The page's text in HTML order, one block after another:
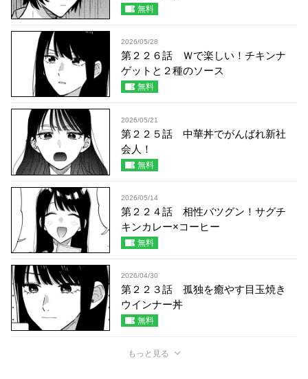
無料
2026/05/28
第２２６話 Ｗで楽しい！チキンナ
ゲットと２種のソース
無料
2026/05/21
第２２５話 中華丼でがんばれ新社
会人！
無料
2026/05/14
第２２４話 相性バツグン！サグチ
キンカレー×コーヒー
無料
2026/04/30
第２２３話 孤独を癒やす目玉焼き
ウインナー丼
無料
もっと見る